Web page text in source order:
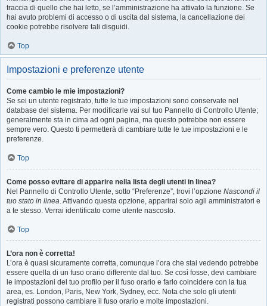
traccia di quello che hai letto, se l’amministrazione ha attivato la funzione. Se
hai avuto problemi di accesso o di uscita dal sistema, la cancellazione dei
cookie potrebbe risolvere tali disguidi.
Top
Impostazioni e preferenze utente
Come cambio le mie impostazioni?
Se sei un utente registrato, tutte le tue impostazioni sono conservate nel
database del sistema. Per modificarle vai sul tuo Pannello di Controllo Utente;
generalmente sta in cima ad ogni pagina, ma questo potrebbe non essere
sempre vero. Questo ti permetterà di cambiare tutte le tue impostazioni e le
preferenze.
Top
Come posso evitare di apparire nella lista degli utenti in linea?
Nel Pannello di Controllo Utente, sotto “Preferenze”, trovi l’opzione Nascondi il
tuo stato in linea. Attivando questa opzione, apparirai solo agli amministratori e
a te stesso. Verrai identificato come utente nascosto.
Top
L’ora non è corretta!
L’ora è quasi sicuramente corretta, comunque l’ora che stai vedendo potrebbe
essere quella di un fuso orario differente dal tuo. Se così fosse, devi cambiare
le impostazioni del tuo profilo per il fuso orario e farlo coincidere con la tua
area, es. London, Paris, New York, Sydney, ecc. Nota che solo gli utenti
registrati possono cambiare il fuso orario e molte impostazioni.